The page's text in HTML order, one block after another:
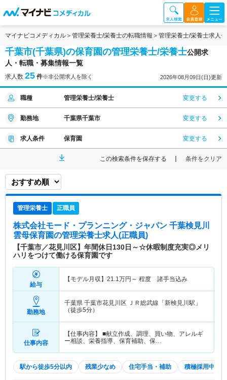
マイナビコメディカル 管理栄養士/栄養士の転職情報 管理栄養士/栄養士求人
千葉市(千葉県)の保育園の管理栄養士/栄養士公開求
人・転職・募集情報一覧
求人数 25 件※非公開求人を除く 2026年08月09日(日)更新
職種 管理栄養士/栄養士 変更する
勤務地 千葉県千葉市 変更する
求人条件 保育園 変更する
この検索条件を保存する 条件をクリア
管理栄養士 正職員
株式会社モード・プランニング・ジャパン 千葉検見川
雲母保育園の管理栄養士求人(正職員)
【千葉市／花見川区】年間休日130日～☆休暇制度充実◎メリ
ハリをつけて働ける保育園です
給与
【モデル月収】 21.1万円～ 程度 諸手当込み
勤務地
千葉県 千葉市花見川区 ＪＲ総武線「新検見川駅」
（徒歩5分）
仕事内容
【仕事内容】 ■献立作成、調理、買い物、アレルギ
ー相談、栄養指導、保育補助、保…
駅から徒歩5分以内 残業少なめ 住宅手当・補助 積極採用中